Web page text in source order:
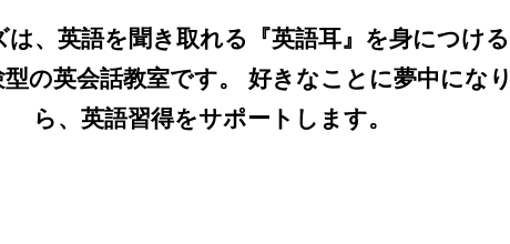
、英語を聞き取れる『英語耳』を身につけ
の英会話教室です。 好きなことに夢中にな
ら、英語習得をサポートします。